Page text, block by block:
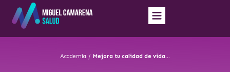
Academia / Mejora tu calidad de vida gracias a mindfulness